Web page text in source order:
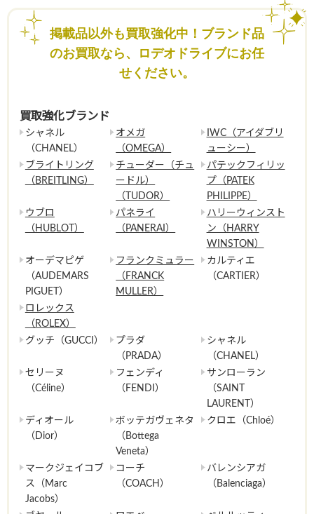
掲載品以外も買取強化中！ブランド品
のお買取なら、ロデオドライブにお任
せください。
買取強化ブランド
シャネル
（CHANEL）
オメガ
（OMEGA）
IWC（アイダブリ
ューシー）
ブライトリング
（BREITLING）
チューダー（チュ
ードル）
（TUDOR）
パテックフィリッ
プ（PATEK
PHILIPPE）
ウブロ
（HUBLOT）
パネライ
（PANERAI）
ハリーウィンスト
ン（HARRY
WINSTON）
オーデマピゲ
（AUDEMARS
PIGUET）
フランクミュラー
（FRANCK
MULLER）
カルティエ
（CARTIER）
ロレックス
（ROLEX）
グッチ（GUCCI）
プラダ
（PRADA）
シャネル
（CHANEL）
セリーヌ
（Céline）
フェンディ
（FENDI）
サンローラン
（SAINT
LAURENT）
ディオール
（Dior）
ボッテガヴェネタ
（Bottega
Veneta）
クロエ（Chloé）
マークジェイコブ
ス（Marc
Jacobs）
コーチ
（COACH）
バレンシアガ
（Balenciaga）